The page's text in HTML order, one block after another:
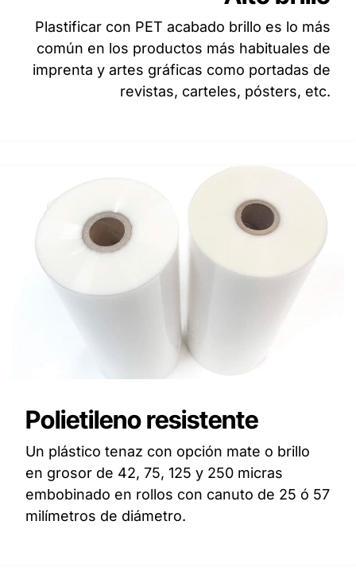
Plastificar con PET acabado brillo es lo más
común en los productos más habituales de
imprenta y artes gráficas como portadas de
revistas, carteles, pósters, etc.
Polietileno resistente
Un plástico tenaz con opción mate o brillo
en grosor de 42, 75, 125 y 250 micras
embobinado en rollos con canuto de 25 ó 57
milímetros de diámetro.